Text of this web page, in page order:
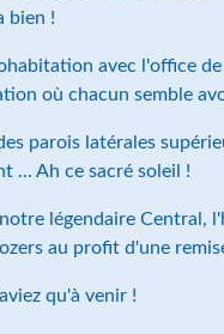
bien !
avec l'office
où chacun semble
parois latérales
... Ah ce sacré soleil !
légendaire Central,
au profit d'une
qu'à venir !